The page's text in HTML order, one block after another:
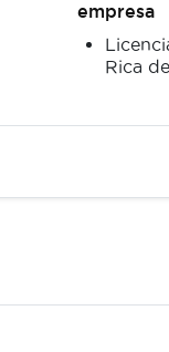
empresa
Rica